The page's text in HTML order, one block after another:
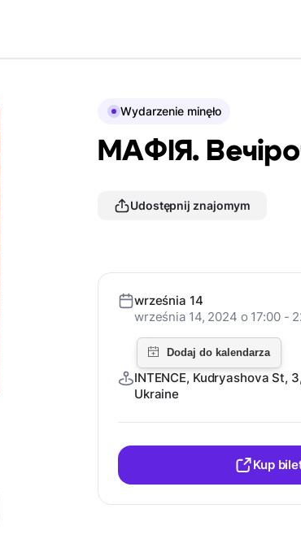
Wydarzenie minęło
МАФІЯ.
Udostępnij znajomym
września 14
września 14, 2024 o 17:00 -
INTENCE, Kudryashova St,
Ukraine
Kup